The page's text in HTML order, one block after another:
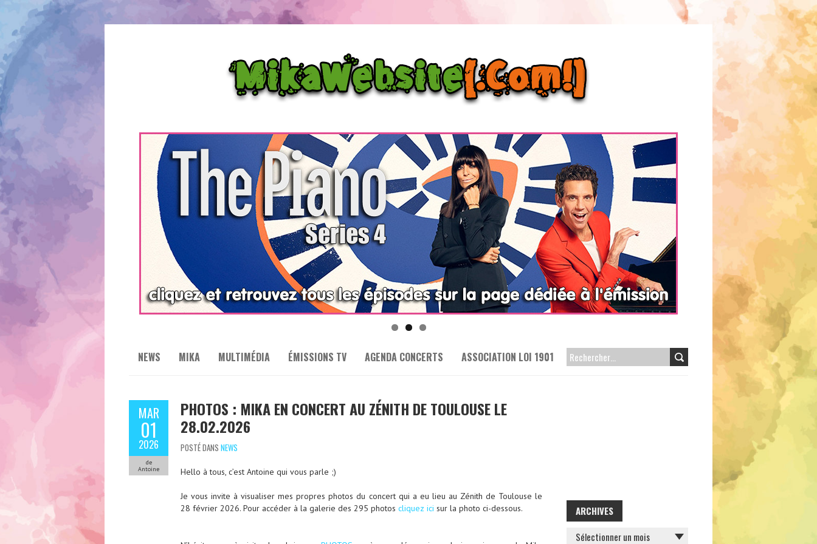
NEWS MIKA MULTIMÉDIA ÉMISSIONS TV AGENDA CONCERTS ASSOCIATION LOI 1901 RECHERCHER :
MAR
01
2026
de
Antoine
PHOTOS : MIKA EN CONCERT AU ZÉNITH DE TOULOUSE LE
28.02.2026
POSTÉ DANS NEWS
Hello à tous, c’est Antoine qui vous parle ;)
Je vous invite à visualiser mes propres photos du concert qui a eu lieu au Zénith de Toulouse le
28 février 2026. Pour accéder à la galerie des 295 photos cliquez ici sur la photo ci-dessous. ARCHIVES
ARCHIVES